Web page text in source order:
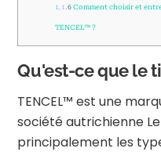
1.1.6 Comment choisir et
TENCEL™ ?
Qu'est-ce que le
TENCEL™ est une
société autrichienne
principalement les